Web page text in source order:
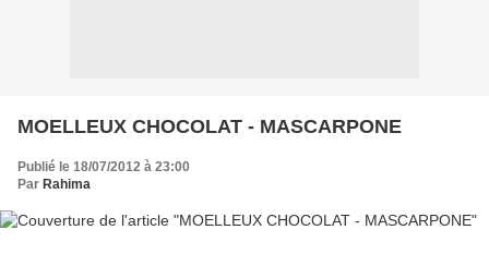
MOELLEUX CHOCOLAT - MASCARPONE
Publié le 18/07/2012 à 23:00
Par Rahima